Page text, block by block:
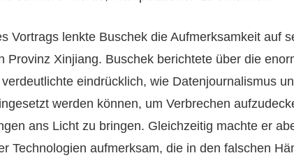
Vortrags lenkte Buschek die Aufmerksamkeit auf
Provinz Xinjiang. Buschek berichtete über die
eindrücklich, wie Datenjournalismus
werden können, um Verbrechen
ans Licht zu bringen. Gleichzeitig machte er
Technologien aufmerksam, die in den falschen